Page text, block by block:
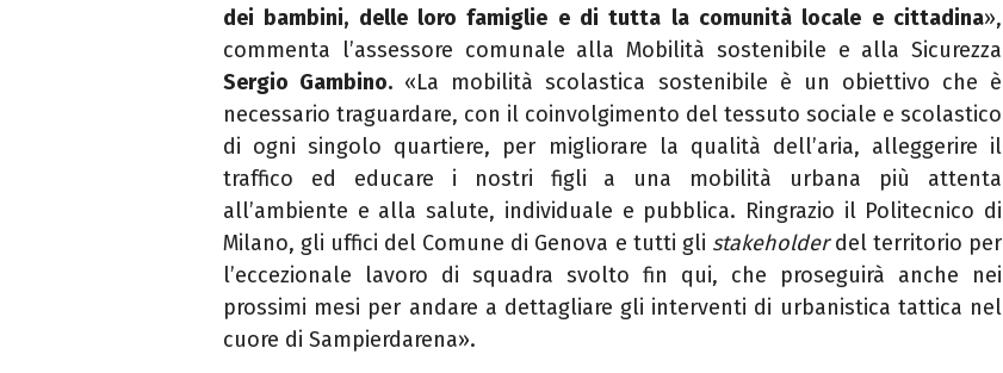
dei bambini, delle loro famiglie e di tutta la comunità locale e cittadina»,
commenta l’assessore comunale alla Mobilità sostenibile e alla Sicurezza
Sergio Gambino. «La mobilità scolastica sostenibile è un obiettivo che è
necessario traguardare, con il coinvolgimento del tessuto sociale e scolastico
di ogni singolo quartiere, per migliorare la qualità dell’aria, alleggerire il
traffico ed educare i nostri figli a una mobilità urbana più attenta
all’ambiente e alla salute, individuale e pubblica. Ringrazio il Politecnico di
Milano, gli uffici del Comune di Genova e tutti gli stakeholderdel territorio per
l’eccezionale lavoro di squadra svolto fin qui, che proseguirà anche nei
prossimi mesi per andare a dettagliare gli interventi di urbanistica tattica nel
cuore di Sampierdarena».